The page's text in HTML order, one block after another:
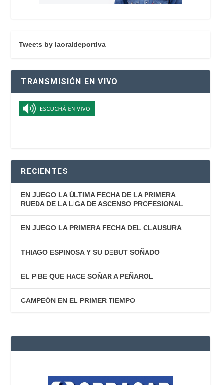
Tweets by laoraldeportiva
TRANSMISIÓN EN VIVO
RECIENTES
EN JUEGO LA ÚLTIMA FECHA DE LA PRIMERA
RUEDA DE LA LIGA DE ASCENSO PROFESIONAL
EN JUEGO LA PRIMERA FECHA DEL CLAUSURA
THIAGO ESPINOSA Y SU DEBUT SOÑADO
EL PIBE QUE HACE SOÑAR A PEÑAROL
CAMPEÓN EN EL PRIMER TIEMPO